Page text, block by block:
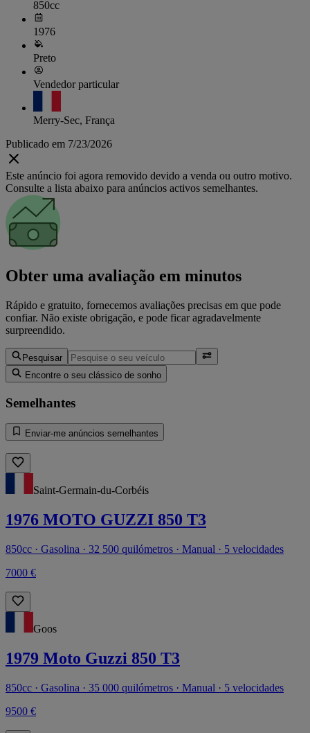
850cc
1976
Preto
Vendedor particular
Merry-Sec, França
Publicado em 7/23/2026
Este anúncio foi agora removido devido a venda ou outro motivo.
Consulte a lista abaixo para anúncios activos semelhantes.
Obter uma avaliação em minutos
Rápido e gratuito, fornecemos avaliações precisas em que pode
confiar. Não existe obrigação, e pode ficar agradavelmente
surpreendido.
Pesquisar
Encontre o seu clássico de sonho
Semelhantes
Enviar-me anúncios semelhantes
Saint-Germain-du-Corbéis
1976 MOTO GUZZI 850 T3
850cc · Gasolina · 32 500 quilómetros · Manual · 5 velocidades
7000 €
Goos
1979 Moto Guzzi 850 T3
850cc · Gasolina · 35 000 quilómetros · Manual · 5 velocidades
9500 €